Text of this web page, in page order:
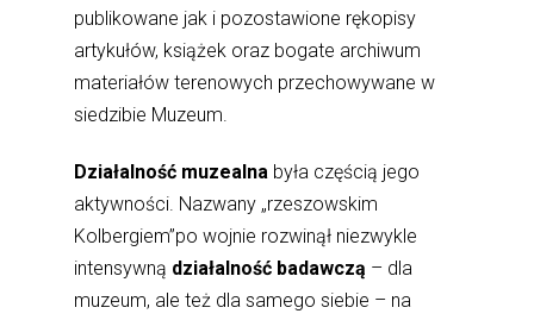
publikowane jak i pozostawione rękopisy
artykułów, książek oraz bogate archiwum
materiałów terenowych przechowywane w
siedzibie Muzeum.
Działalność muzealna była częścią jego
aktywności. Nazwany „rzeszowskim
Kolbergiem”po wojnie rozwinął niezwykle
intensywną działalność badawczą – dla
muzeum, ale też dla samego siebie – na